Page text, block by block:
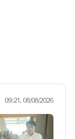
09:21, 08/08/2026